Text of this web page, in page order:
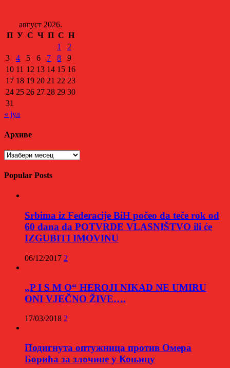
август 2026.
П У С Ч П С Н
1
2
3
4 5 6 7 8
9
10 11 12 13 14 15 16
17 18 19 20 21 22 23
24 25 26 27 28 29 30
31
« јул
Архиве
Архиве
Popular Posts
Srbima iz Federacije BiH počeo da teče rok od
60 dana da POTVRDE VLASNIŠTVO ili će
IZGUBITI IMOVINU
06/12/2017 2
„P I S M O“ HEROJI NIKAD NE UMIRU
ONI VJEČNO ŽIVE….
17/03/2018 2
Подигнута оптужница против Омера
Борића за злочине у Коњицу